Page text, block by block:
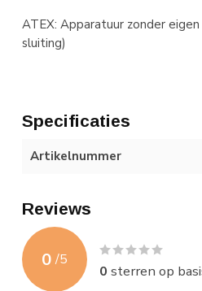
ATEX: Apparatuur zonder
sluiting)
Specificaties
Artikelnummer
Reviews
0 /5
0 sterren op